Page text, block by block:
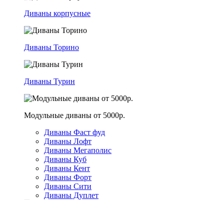
Диваны корпусные
Диваны Торино
Диваны Турин
Модульные диваны от 5000р.
Диваны Фаст фуд
Диваны Лофт
Диваны Мегаполис
Диваны Куб
Диваны Кент
Диваны Форт
Диваны Сити
Диваны Дуплет